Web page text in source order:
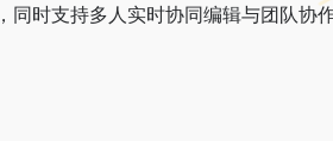
同时支持多人实时协同编辑与团队协